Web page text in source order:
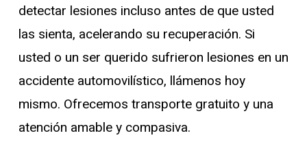
detectar lesiones incluso antes de que usted
las sienta, acelerando su recuperación. Si
usted o un ser querido sufrieron lesiones en un
accidente automovilístico, llámenos hoy
mismo. Ofrecemos transporte gratuito y una
atención amable y compasiva.